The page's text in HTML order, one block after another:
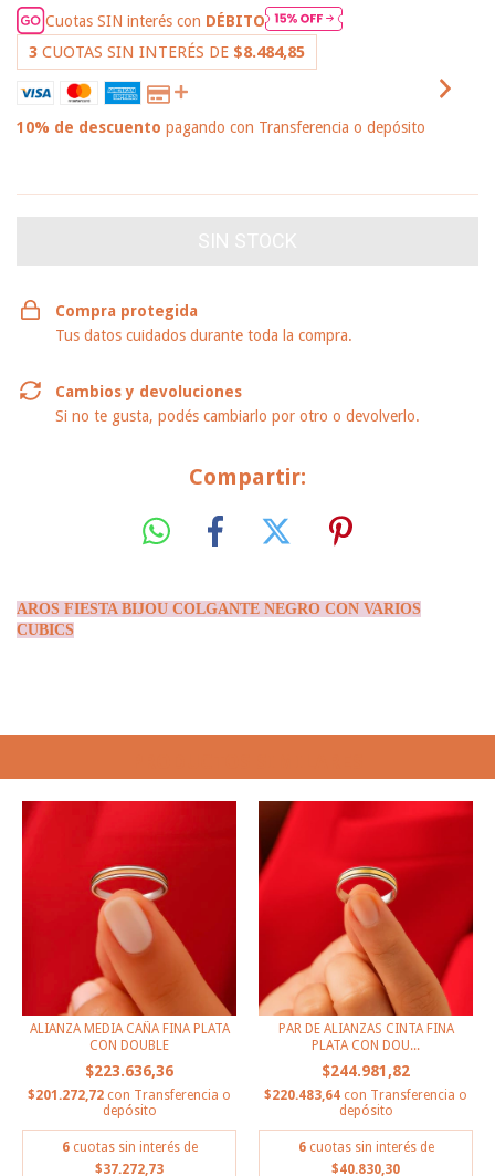
Cuotas SIN interés con DÉBITO
3 CUOTAS SIN INTERÉS DE $8.484,85
10% de descuento pagando con Transferencia o depósito
Compra protegida
Tus datos cuidados durante toda la compra.
Cambios y devoluciones
Si no te gusta, podés cambiarlo por otro o devolverlo.
Compartir:
AROS FIESTA BIJOU COLGANTE NEGRO CON VARIOS
CUBICS
ALIANZA MEDIA CAÑA FINA PLATA
CON DOUBLE
$223.636,36
$201.272,72 con Transferencia o
depósito
6 cuotas sin interés de
$37.272,73
PAR DE ALIANZAS CINTA FINA
PLATA CON DOU...
$244.981,82
$220.483,64 con Transferencia o
depósito
6 cuotas sin interés de
$40.830,30